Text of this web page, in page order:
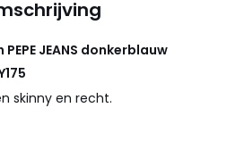
PEPE JEANS donkerblauw
skinny en recht.